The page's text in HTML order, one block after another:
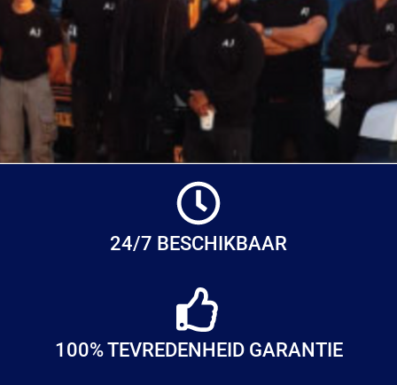
24/7 BESCHIKBAAR
100% TEVREDENHEID GARANTIE